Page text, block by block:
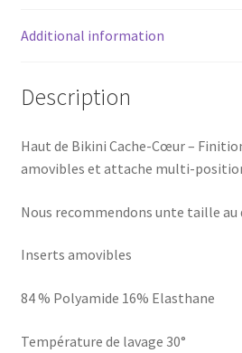
Additional information
Description
Haut de Bikini Cache-Cœur –
amovibles et attache multi-
Nous recommendons unte taille au
Inserts amovibles
84 % Polyamide 16% Elasthane
Température de lavage 30°